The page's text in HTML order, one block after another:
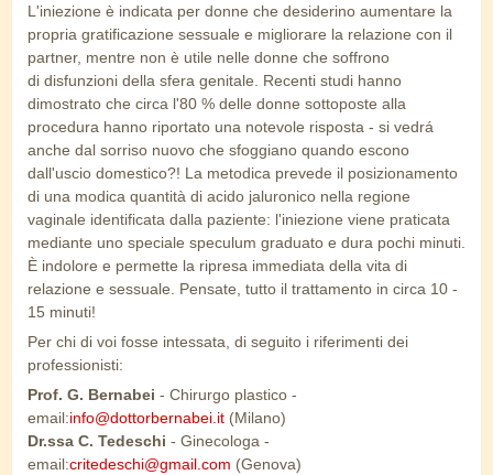
L'iniezione è indicata per donne che desiderino aumentare la
propria gratificazione sessuale e migliorare la relazione con il
partner, mentre non è utile nelle donne che soffrono
di disfunzioni della sfera genitale. Recenti studi hanno
dimostrato che circa l'80 % delle donne sottoposte alla
procedura hanno riportato una notevole risposta - si vedrá
anche dal sorriso nuovo che sfoggiano quando escono
dall'uscio domestico?! La metodica prevede il posizionamento
di una modica quantità di acido jaluronico nella regione
vaginale identificata dalla paziente: l'iniezione viene praticata
mediante uno speciale speculum graduato e dura pochi minuti.
È indolore e permette la ripresa immediata della vita di
relazione e sessuale. Pensate, tutto il trattamento in circa 10 -
15 minuti!
Per chi di voi fosse intessata, di seguito i riferimenti dei
professionisti:
Prof. G. Bernabei - Chirurgo plastico -
email:info@dottorbernabei.it (Milano)
Dr.ssa C. Tedeschi - Ginecologa -
email:critedeschi@gmail.com (Genova)